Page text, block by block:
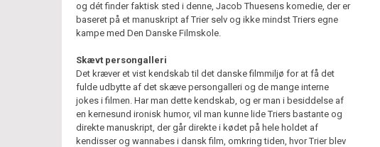
og dét finder faktisk sted i denne, Jacob Thuesens komedie, der er
baseret på et manuskript af Trier selv og ikke mindst Triers egne
kampe med Den Danske Filmskole.
Skævt persongalleri
Det kræver et vist kendskab til det danske filmmiljø for at få det
fulde udbytte af det skæve persongalleri og de mange interne
jokes i filmen. Har man dette kendskab, og er man i besiddelse af
en kernesund ironisk humor, vil man kunne lide Triers bastante og
direkte manuskript, der går direkte i kødet på hele holdet af
kendisser og wannabes i dansk film, omkring tiden, hvor Trier blev